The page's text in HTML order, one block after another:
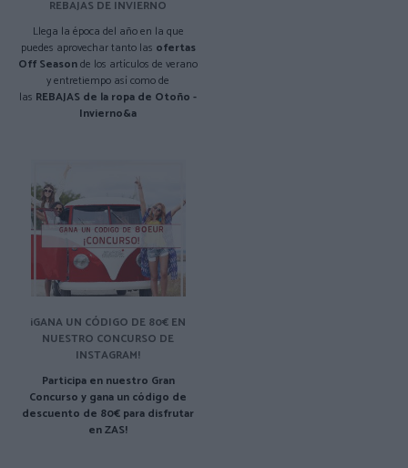
REBAJAS DE INVIERNO
Llega la época del año en la que
puedes aprovechar tanto las ofertas
Off Seasonde los artículos de verano
y entretiempo así como de
las REBAJAS de la ropa de Otoño -
Invierno&a
¡GANA UN CÓDIGO DE 80€ EN
NUESTRO CONCURSO DE
INSTAGRAM!
Participa en nuestro Gran
Concurso y gana un código de
descuento de 80€ para disfrutar
en ZAS!